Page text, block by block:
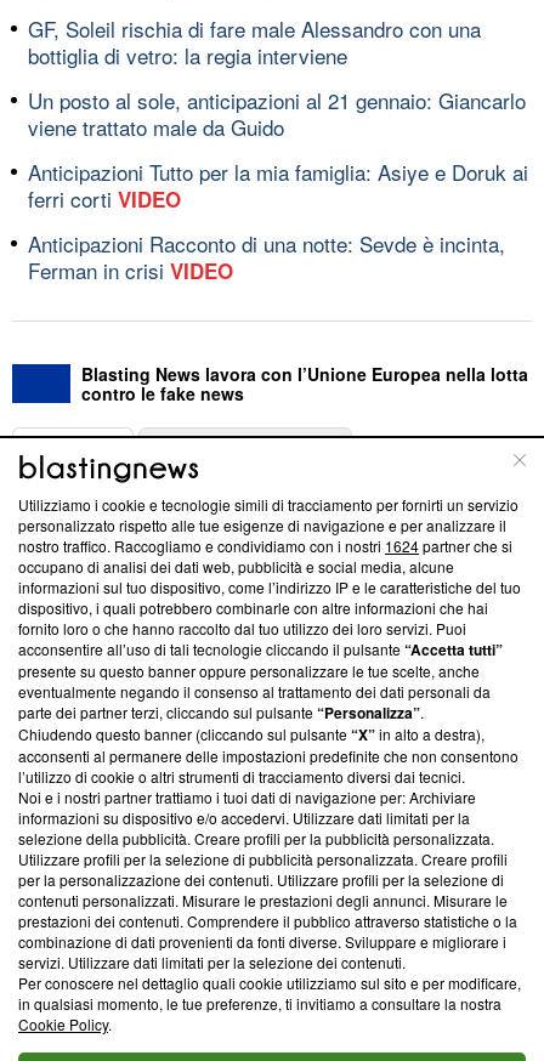
GF, Soleil rischia di fare male Alessandro con una
bottiglia di vetro: la regia interviene
Un posto al sole, anticipazioni al 21 gennaio: Giancarlo
viene trattato male da Guido
Anticipazioni Tutto per la mia famiglia: Asiye e Doruk ai
ferri corti VIDEO
Anticipazioni Racconto di una notte: Sevde è incinta,
Ferman in crisi VIDEO
Blasting News lavora con l’Unione Europea nella lotta
contro le fake news
ABOUT
Questa sezione offre informazioni trasparenti su Blasting
News, sui nostri processi editoriali e su come ci impegniamo a
creare news di qualità. Inoltre, afferma la nostra aderenza a
‘Trust Project - News with Integrity’Blasting News non è
ancora membro del programma, ma ha richiesto di farne
parte; Trust Project non ha ancora effettuato una verifica di
conformità agli standard.
Su di noi
Team editoriale
Corporate
Redazione
Informativa Privacy
Cookie Policy
Blasting SA, IDI CHE-247.845.224, Via Carlo Frasca, 3 - 6900
Lugano (Svizzera) Tel:+39 0690258937
© 2026 Blasting News
Utilizziamo i cookie e tecnologie simili di tracciamento per fornirti un servizio
personalizzato rispetto alle tue esigenze di navigazione e per analizzare il
nostro traffico. Raccogliamo e condividiamo con i nostri 1624partner che si
occupano di analisi dei dati web, pubblicità e social media, alcune
informazioni sul tuo dispositivo, come l’indirizzo IP e le caratteristiche del tuo
dispositivo, i quali potrebbero combinarle con altre informazioni che hai
fornito loro o che hanno raccolto dal tuo utilizzo dei loro servizi. Puoi
acconsentire all’uso di tali tecnologie cliccando il pulsante“Accetta tutti”
presente su questo banner oppure personalizzare le tue scelte, anche
eventualmente negando il consenso al trattamento dei dati personali da
parte dei partner terzi, cliccando sul pulsante“Personalizza”.
Chiudendo questo banner (cliccando sul pulsante“X”in alto a destra),
acconsenti al permanere delle impostazioni predefinite che non consentono
l’utilizzo di cookie o altri strumenti di tracciamento diversi dai tecnici.
Noi e i nostri partner trattiamo i tuoi dati di navigazione per: Archiviare
informazioni su dispositivo e/o accedervi. Utilizzare dati limitati per la
selezione della pubblicità. Creare profili per la pubblicità personalizzata.
Utilizzare profili per la selezione di pubblicità personalizzata. Creare profili
per la personalizzazione dei contenuti. Utilizzare profili per la selezione di
contenuti personalizzati. Misurare le prestazioni degli annunci. Misurare le
prestazioni dei contenuti. Comprendere il pubblico attraverso statistiche o la
combinazione di dati provenienti da fonti diverse. Sviluppare e migliorare i
servizi. Utilizzare dati limitati per la selezione dei contenuti.
Per conoscere nel dettaglio quali cookie utilizziamo sul sito e per modificare,
in qualsiasi momento, le tue preferenze, ti invitiamo a consultare la nostra
Cookie Policy.